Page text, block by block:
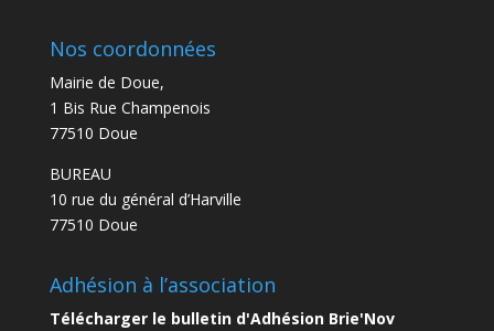
Nos coordonnées
Mairie de Doue,
1 Bis Rue Champenois
77510 Doue
BUREAU
10 rue du général d’Harville
77510 Doue
Adhésion à l’association
Télécharger le bulletin d'Adhésion Brie'Nov